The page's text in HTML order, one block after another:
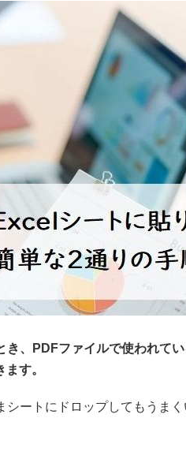
き、PDFファイルで使われて
す。
ートにドロップしてもうま